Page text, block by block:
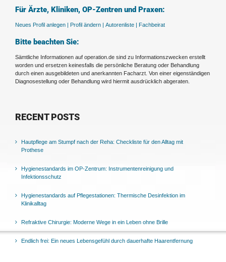
Für Ärzte, Kliniken, OP-Zentren und Praxen:
Neues Profil anlegen | Profil ändern | Autorenliste | Fachbeirat
Bitte beachten Sie:
Sämtliche Informationen auf operation.de sind zu Informationszwecken erstellt
worden und ersetzen keinesfalls die persönliche Beratung oder Behandlung
durch einen ausgebildeten und anerkannten Facharzt. Von einer eigenständigen
Diagnosestellung oder Behandlung wird hiermit ausdrücklich abgeraten.
RECENT POSTS
Hautpflege am Stumpf nach der Reha: Checkliste für den Alltag mit
Prothese
Hygienestandards im OP-Zentrum: Instrumentenreinigung und
Infektionsschutz
Hygienestandards auf Pflegestationen: Thermische Desinfektion im
Klinikalltag
Refraktive Chirurgie: Moderne Wege in ein Leben ohne Brille
Endlich frei: Ein neues Lebensgefühl durch dauerhafte Haarentfernung